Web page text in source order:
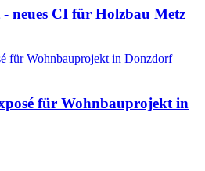
neues CI für Holzbau Metz
für Wohnbauprojekt in